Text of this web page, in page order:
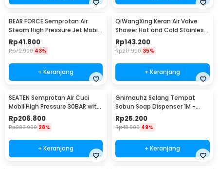
BEAR FORCE Semprotan Air
Steam High Pressure Jet Mobil
Water Gun - WR345
Rp41.800
Rp72.900 43%
+ Keranjang
QiWangXing Keran Air Valve
Shower Hot and Cold Stainless
Steel - A-770
Rp143.200
Rp217.900 35%
+ Keranjang
SEATEN Semprotan Air Cuci
Mobil High Pressure 30BAR with
5M Hose - PT008-01
Rp206.800
Rp283.900 28%
+ Keranjang
Gnimauhz Selang Tempat
Sabun Soap Dispenser 1M -
FZ120
Rp25.200
Rp48.900 49%
+ Keranjang